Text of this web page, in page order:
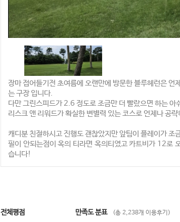
장마 접어들기전 초여름에 오랜만에 방문한 블루헤런은
는 구장 입니다.
다만 그린스피드가 2.6 정도로 조금만 더 빨랐으면 하는 아
리스크 앤 리워드가 확실한 변별력 있는 코스로 언제나 공
캐디분 친절하시고 진행도 괜찮았지만 앞팀이 플레이가 조
필이 안되는점이 옥의 티라면 옥의티였고 카트비가 12로
습니다!
전체평점 만족도 분표 (총 2,238개 이용후기)